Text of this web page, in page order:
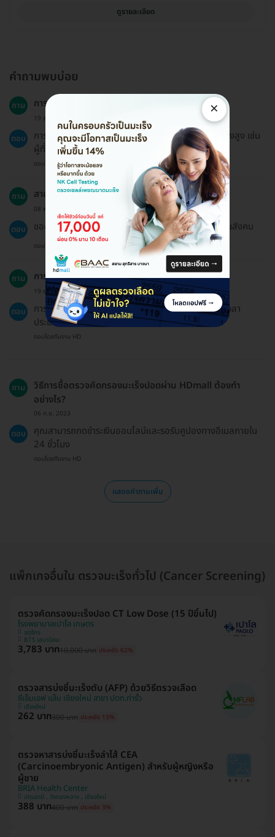
ดูรายละเอียด
คำถามพบบ่อย
ถาม การตรวจคัดกรองนี้เหมาะสำหรับทุกกลุ่มอายุหรือไม่?
19 ธ.ค. 2024
ตอบ
การตรวจคัดกรองมะเร็งปอดเหมาะสำหรับผู้ที่มีความเสี่ยงสูง เช่น
ผู้ที่สูบบุหรี่หรือมีประวัติครอบครัวเกี่ยวกับมะเร็งปอด
ตอบโดยทีมงาน HD
ถาม สามารถใช้งานประกันสังคมได้หรือไม่?
08 พ.ย. 2024
ตอบ ขออภัยค่ะ แพ็กเกจบน HDmall ไม่ได้เข้าร่วมสิทธิประกันสังคม
ตอบโดยทีมงาน HD
ถาม การตรวจใช้เวลานานเท่าไหร่?
19 ธ.ค. 2024
ตอบ
การตรวจคัดกรองมะเร็งปอด Low-Dose CT Scan ใช้เวลา
ประมาณ 1-2 ชั่วโมงในการรับบริการ
ตอบโดยทีมงาน HD
ถาม
วิธีการซื้อตรวจคัดกรองมะเร็งปอดผ่าน HDmall ต้องทำ
อย่างไร?
06 ก.ย. 2023
ตอบ
คุณสามารถกดชำระเงินออนไลน์และรอรับคูปองทางอีเมลภายใน
24 ชั่วโมง
ตอบโดยทีมงาน HD
แสดงคำถามเพิ่ม
แพ็กเกจอื่นใน ตรวจมะเร็งทั่วไป (Cancer Screening)
ตรวจคัดกรองมะเร็งปอด CT Low Dose (15 ปีขึ้นไป)
โรงพยาบาลเปาโล เกษตร
จตุจักร
BTS เสนานิคม
3,783 บาท10,000 บาท ประหยัด 62%
ตรวจสารบ่งชี้มะเร็งตับ (AFP) ด้วยวิธีตรวจเลือด
ซีเอ็มเอฟ แล็บ เชียงใหม่ สาขา ปตท.ท่ารั้ว
เชียงใหม่
262 บาท300 บาท ประหยัด 13%
ตรวจหาสารบ่งชี้มะเร็งลำไส้ CEA
(Carcinoembryonic Antigen) สำหรับผู้หญิงหรือ
ผู้ชาย
BRIA Health Center
ปทุมธานี , วังทองหลาง , เชียงใหม่
388 บาท400 บาท ประหยัด 3%
×